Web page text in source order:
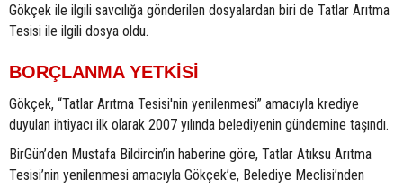
Gökçek ile ilgili savcılığa gönderilen dosyalardan biri de Tatlar Arıtma
Tesisi ile ilgili dosya oldu.
BORÇLANMA YETKİSİ
Gökçek, “Tatlar Arıtma Tesisi'nin yenilenmesi” amacıyla krediye
duyulan ihtiyacı ilk olarak 2007 yılında belediyenin gündemine taşındı.
BirGün’den Mustafa Bildircin’in haberine göre, Tatlar Atıksu Arıtma
Tesisi’nin yenilenmesi amacıyla Gökçek’e, Belediye Meclisi’nden